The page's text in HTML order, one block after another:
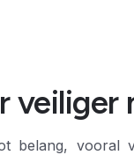
belang, vooral